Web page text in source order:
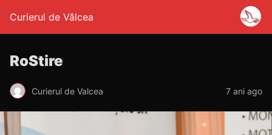
Curierul de Vâlcea
RoStire
Curierul de Valcea 7 ani ago